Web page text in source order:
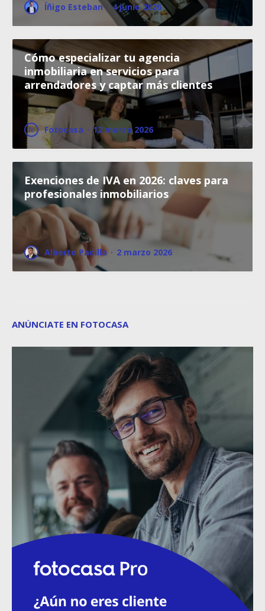
Íñigo Esteban · 4 junio 2026
Cómo especializar tu agencia
inmobiliaria en servicios para
arrendadores y captar más clientes
Fotocasa · 12 marzo 2026
Exenciones de IVA en 2026: claves para
profesionales inmobiliarios
Alberto Padilla · 2 marzo 2026
ANÚNCIATE EN FOTOCASA